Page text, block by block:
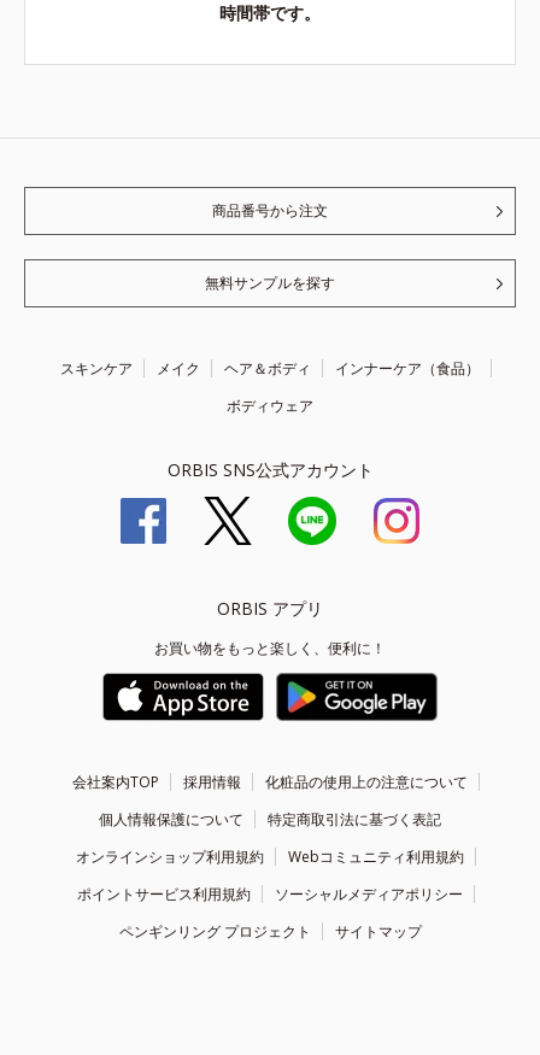
時間帯です。
商品番号から注文
無料サンプルを探す
スキンケア メイク ヘア＆ボディ
インナーケア（食品）
ボディウェア
ORBIS SNS公式アカウント
ORBIS アプリ
お買い物をもっと楽しく、便利に！
会社案内TOP 採用情報
化粧品の使用上の注意について
個人情報保護について
特定商取引法に基づく表記
オンラインショップ利用規約
Webコミュニティ利用規約
ポイントサービス利用規約
ソーシャルメディアポリシー
ペンギンリング プロジェクト
サイトマップ